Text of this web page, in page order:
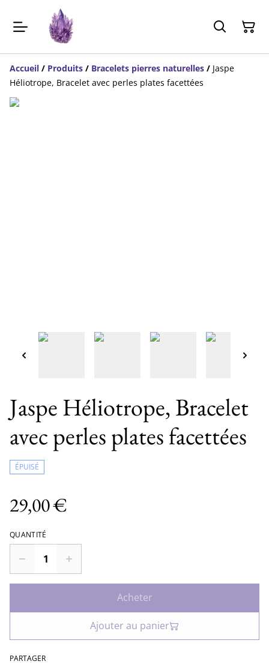
Accueil / Produits / Bracelets pierres naturelles / Jaspe
Héliotrope, Bracelet avec perles plates facettées
Jaspe Héliotrope, Bracelet
avec perles plates facettées
ÉPUISÉ
29,00 €
QUANTITÉ
Acheter
Ajouter au panier
PARTAGER